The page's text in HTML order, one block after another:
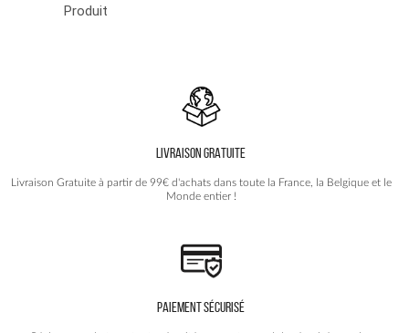
Produit
LIVRAISON GRATUITE
Livraison Gratuite à partir de 99€ d'achats dans toute la France, la Belgique et le
Monde entier !
PAIEMENT SÉCURISÉ